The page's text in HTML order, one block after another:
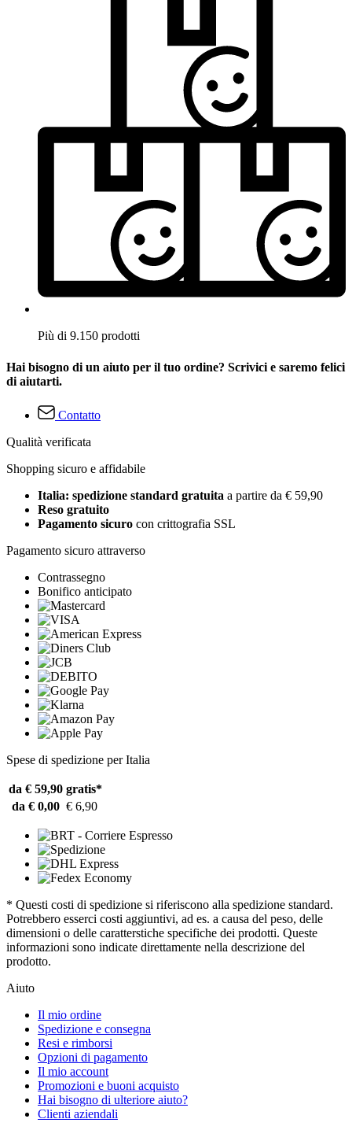
Più di 9.150 prodotti
Hai bisogno di un aiuto per il tuo ordine? Scrivici e saremo felici
di aiutarti.
Contatto
Qualità verificata
Shopping sicuro e affidabile
Italia: spedizione standard gratuita a partire da € 59,90
Reso gratuito
Pagamento sicuro con crittografia SSL
Pagamento sicuro attraverso
Contrassegno
Bonifico anticipato
Spese di spedizione per Italia
da € 59,90 gratis*
da € 0,00 € 6,90
* Questi costi di spedizione si riferiscono alla spedizione standard.
Potrebbero esserci costi aggiuntivi, ad es. a causa del peso, delle
dimensioni o delle caratterstiche specifiche dei prodotti. Queste
informazioni sono indicate direttamente nella descrizione del
prodotto.
Aiuto
Il mio ordine
Spedizione e consegna
Resi e rimborsi
Opzioni di pagamento
Il mio account
Promozioni e buoni acquisto
Hai bisogno di ulteriore aiuto?
Clienti aziendali